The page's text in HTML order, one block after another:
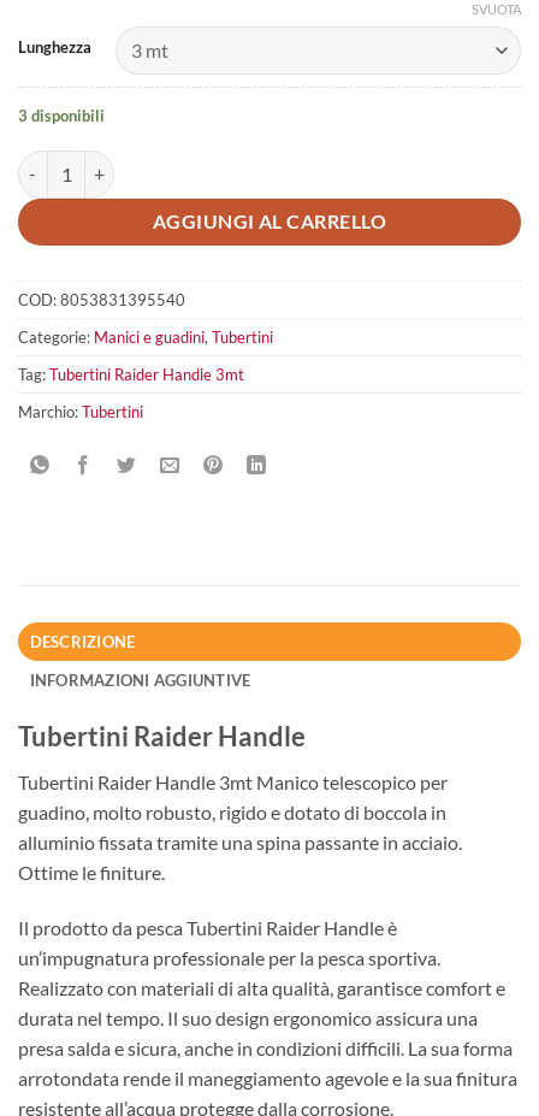
Lunghezza
SVUOTA
3 disponibili
Tubertini Raider Handle quantità
AGGIUNGI AL CARRELLO
COD:8053831395540
Categorie: Manici e guadini, Tubertini
Tag:Tubertini Raider Handle 3mt
Marchio:Tubertini
DESCRIZIONE
INFORMAZIONI AGGIUNTIVE
Tubertini Raider Handle
Tubertini Raider Handle 3mt Manico telescopico per
guadino, molto robusto, rigido e dotato di boccola in
alluminio fissata tramite una spina passante in acciaio.
Ottime le finiture.
Il prodotto da pesca Tubertini Raider Handle è
un’impugnatura professionale per la pesca sportiva.
Realizzato con materiali di alta qualità, garantisce comfort e
durata nel tempo. Il suo design ergonomico assicura una
presa salda e sicura, anche in condizioni difficili. La sua forma
arrotondata rende il maneggiamento agevole e la sua finitura
resistente all’acqua protegge dalla corrosione.